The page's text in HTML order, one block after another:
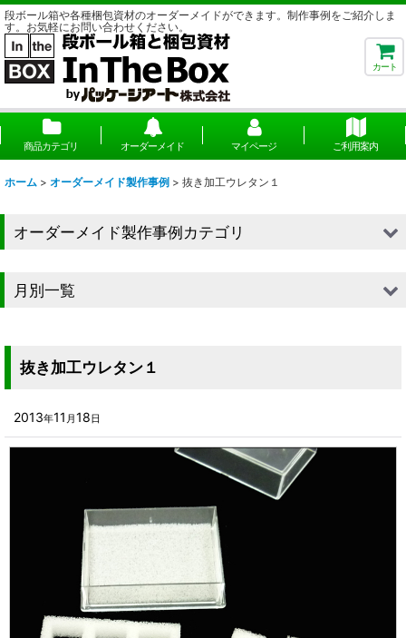
段ボール箱や各種梱包資材のオーダーメイドができます。制作事例をご紹介しま
す。お気軽にお問い合わせください。
カート
商品カテゴリ オーダーメイド マイページ ご利用案内
ホーム > オーダーメイド製作事例 > 抜き加工ウレタン１
抜き加工ウレタン１
2013年11 月18日
オーダーメイド製作事例カテゴリ
■段ボール（箱以外）
■組箱
■その他箱・ケース
■袋
■気泡緩衝材・ミラーマット
■その他発泡材・緩衝材
■その他資材
楽器・音響機器用
月別一覧
2025年
2023年
2018年